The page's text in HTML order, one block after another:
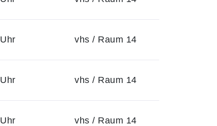
vhs / Raum 14
vhs / Raum 14
vhs / Raum 14